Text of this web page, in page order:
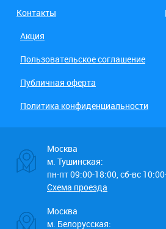
Контакты
Акция
Пользовательское соглашение
Публичная оферта
Политика конфиденциальности
Москва
м. Тушинская:
пн-пт 09:00-18:00, сб-вс
Схема проезда
Москва
м. Белорусская: